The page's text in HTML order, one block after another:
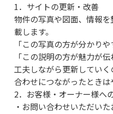
1．サイトの更新・改善
物件の写真や図面、情報
載します。
「この写真の方が分かりや
「この説明の方が魅力が
工夫しながら更新してい
合わせにつながったときは
2．お客様・オーナー様へ
・お問い合わせいただい